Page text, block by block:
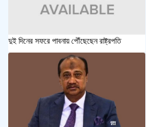
দুই দিনের সফরে পাবনায় পৌঁছেছেন রাষ্ট্রপতি